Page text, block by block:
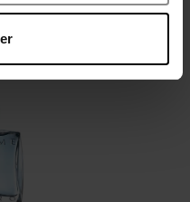
chose ?